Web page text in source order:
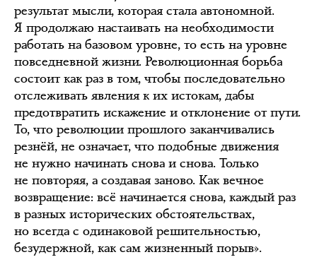
результат мысли, которая стала автономной.
Я продолжаю настаивать на необходимости
работать на базовом уровне, то есть на уровне
повседневной жизни. Революционная борьба
состоит как раз в том, чтобы последовательно
отслеживать явления к их истокам, дабы
предотвратить искажение и отклонение от пути.
То, что революции прошлого заканчивались
резнёй, не означает, что подобные движения
не нужно начинать снова и снова. Только
не повторяя, а создавая заново. Как вечное
возвращение: всё начинается снова, каждый раз
в разных исторических обстоятельствах,
но всегда с одинаковой решительностью,
безудержной, как сам жизненный порыв».